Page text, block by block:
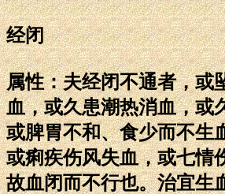
经闭
属性：夫经闭不通者，或
血，或久患潮热消血，或
或脾胃不和、食少而不生
或痢疾伤风失血，或七情
故血闭而不行也。治宜生